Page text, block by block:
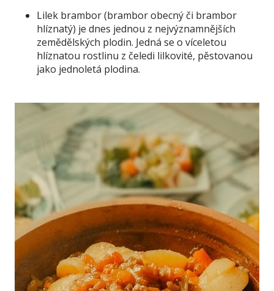
Lilek brambor (brambor obecný či brambor
hlíznatý) je dnes jednou z nejvýznamnějších
zemědělských plodin. Jedná se o víceletou
hlíznatou rostlinu z čeledi lilkovité, pěstovanou
jako jednoletá plodina.